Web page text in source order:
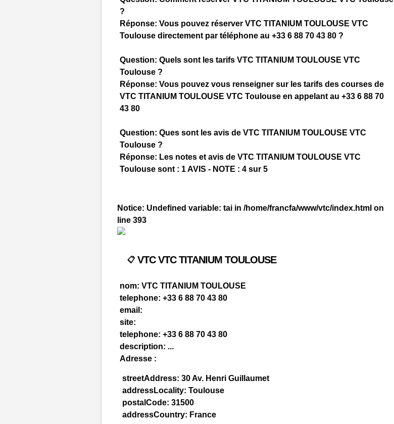
?
Réponse: Vous pouvez réserver VTC TITANIUM TOULOUSE VTC
Toulouse directement par téléphone au +33 6 88 70 43 80 ?
Question: Quels sont les tarifs VTC TITANIUM TOULOUSE VTC
Toulouse ?
Réponse: Vous pouvez vous renseigner sur les tarifs des courses de
VTC TITANIUM TOULOUSE VTC Toulouse en appelant au +33 6 88 70
43 80
Question: Ques sont les avis de VTC TITANIUM TOULOUSE VTC
Toulouse ?
Réponse: Les notes et avis de VTC TITANIUM TOULOUSE VTC
Toulouse sont : 1 AVIS - NOTE : 4 sur 5
Notice: Undefined variable: tai in /home/francfa/www/vtc/index.html on
line 393
📋VTC VTC TITANIUM TOULOUSE
nom: VTC TITANIUM TOULOUSE
telephone: +33 6 88 70 43 80
email:
site:
telephone: +33 6 88 70 43 80
description: ...
Adresse :
streetAddress: 30 Av. Henri Guillaumet
addressLocality: Toulouse
postalCode: 31500
addressCountry: France